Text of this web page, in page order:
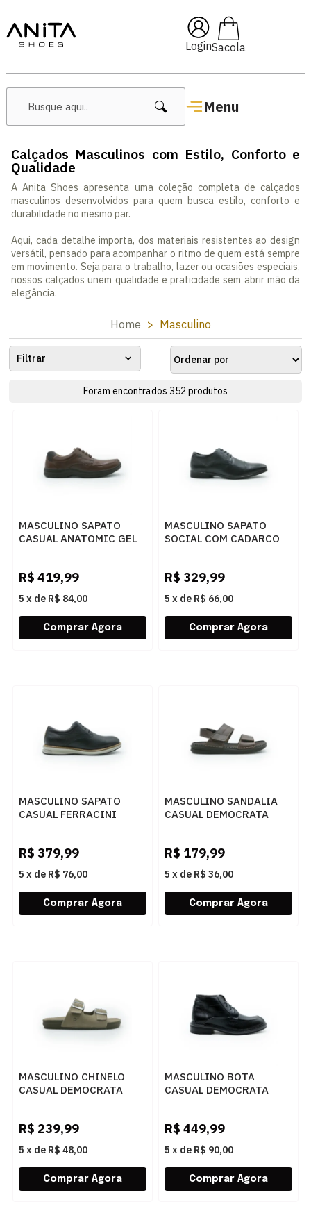
Login
Menu
Calçados Masculinos com Estilo, Conforto e
Qualidade
A Anita Shoes apresenta uma coleção completa de calçados
masculinos desenvolvidos para quem busca estilo, conforto e
durabilidade no mesmo par.
Aqui, cada detalhe importa, dos materiais resistentes ao design
versátil, pensado para acompanhar o ritmo de quem está sempre
em movimento. Seja para o trabalho, lazer ou ocasiões especiais,
nossos calçados unem qualidade e praticidade sem abrir mão da
elegância.
Home Masculino
Filtrar
Foram encontrados 352 produtos
MASCULINO SAPATO
CASUAL ANATOMIC GEL
R$ 419,99
5 x de R$ 84,00
MASCULINO SAPATO
SOCIAL COM CADARCO
R$ 329,99
5 x de R$ 66,00
MASCULINO SAPATO
CASUAL FERRACINI
R$ 379,99
5 x de R$ 76,00
MASCULINO SANDALIA
CASUAL DEMOCRATA
R$ 179,99
5 x de R$ 36,00
MASCULINO CHINELO
CASUAL DEMOCRATA
R$ 239,99
5 x de R$ 48,00
MASCULINO BOTA
CASUAL DEMOCRATA
R$ 449,99
5 x de R$ 90,00